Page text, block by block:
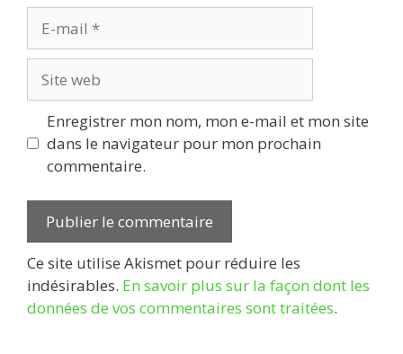
mail
web
Enregistrer mon nom, mon e-mail et mon site
dans le navigateur pour mon prochain
commentaire.
Ce site utilise Akismet pour réduire les
indésirables. En savoir plus sur la façon dont les
données de vos commentaires sont traitées.